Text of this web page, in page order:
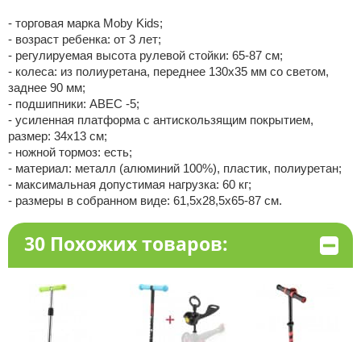
- торговая марка Moby Kids;
- возраст ребенка: от 3 лет;
- регулируемая высота рулевой стойки: 65-87 см;
- колеса: из полиуретана, переднее 130х35 мм со светом,
заднее 90 мм;
- подшипники: ABEC -5;
- усиленная платформа с антискользящим покрытием,
размер: 34х13 см;
- ножной тормоз: есть;
- материал: металл (алюминий 100%), пластик, полиуретан;
- максимальная допустимая нагрузка: 60 кг;
- размеры в собранном виде: 61,5х28,5х65-87 см.
30 Похожих товаров: